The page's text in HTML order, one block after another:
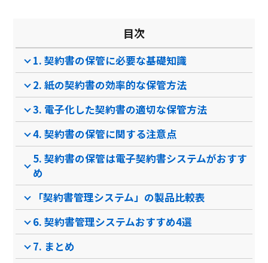
担当者設定
質問機能
製品名
サービス資料
無料ダウンロード
ソフト種別
LIRIS CLM CLOUD LEGAL
目次
1. 契約書の保管に必要な基礎知識
2. 紙の契約書の効率的な保管方法
3. 電子化した契約書の適切な保管方法
4. 契約書の保管に関する注意点
5. 契約書の保管は電子契約書システムがおすす
め
「契約書管理システム」の製品比較表
6. 契約書管理システムおすすめ4選
7. まとめ